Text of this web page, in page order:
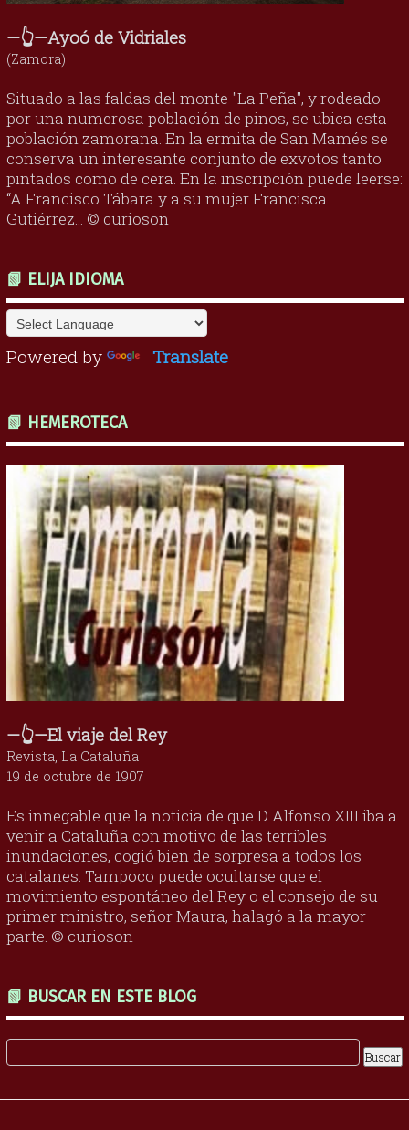
—👆—Ayoó de Vidriales
(Zamora)
Situado a las faldas del monte "La Peña", y rodeado
por una numerosa población de pinos, se ubica esta
población zamorana. En la ermita de San Mamés se
conserva un interesante conjunto de exvotos tanto
pintados como de cera. En la inscripción puede leerse:
“A Francisco Tábara y a su mujer Francisca
Gutiérrez... © curioson
📗 ELIJA IDIOMA
Powered by Translate
📗 HEMEROTECA
—👆—El viaje del Rey
Revista, La Cataluña
19 de octubre de 1907
Es innegable que la noticia de que D Alfonso XIII iba a
venir a Cataluña con motivo de las terribles
inundaciones, cogió bien de sorpresa a todos los
catalanes. Tampoco puede ocultarse que el
movimiento espontáneo del Rey o el consejo de su
primer ministro, señor Maura, halagó a la mayor
parte. © curioson
📗 BUSCAR EN ESTE BLOG